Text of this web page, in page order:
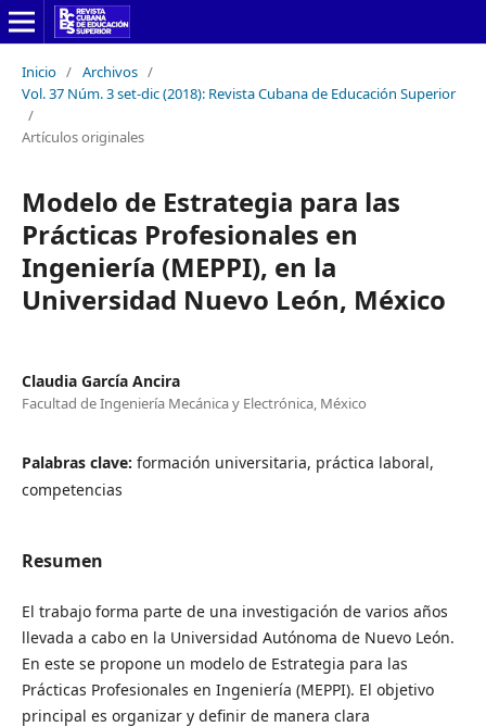
Inicio / Archivos /
Vol. 37 Núm. 3 set-dic (2018): Revista Cubana de Educación Superior
/
Artículos originales
Modelo de Estrategia para las
Prácticas Profesionales en
Ingeniería (MEPPI), en la
Universidad Nuevo León, México
Claudia García Ancira
Facultad de Ingeniería Mecánica y Electrónica, México
Palabras clave: formación universitaria, práctica laboral,
competencias
Resumen
El trabajo forma parte de una investigación de varios años
llevada a cabo en la Universidad Autónoma de Nuevo León.
En este se propone un modelo de Estrategia para las
Prácticas Profesionales en Ingeniería (MEPPI). El objetivo
principal es organizar y definir de manera clara